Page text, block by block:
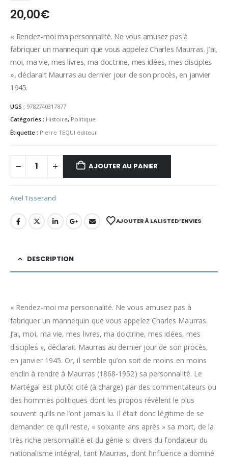
20,00€
« Rendez-moi ma personnalité. Ne vous amusez pas à
fabriquer un mannequin que vous appelez Charles Maurras. J’ai,
moi, ma vie, mes livres, ma doctrine, mes idées, mes disciples
», déclarait Maurras au dernier jour de son procès, en janvier
1945.
UGS : 9782740317877
Catégories : Histoire, Politique
Étiquette : Pierre TEQUI éditeur
AJOUTER AU PANIER
Axel Tisserand
AJOUTER À LA LISTE D’ENVIES
DESCRIPTION
« Rendez-moi ma personnalité. Ne vous amusez pas à
fabriquer un mannequin que vous appelez Charles Maurras.
J’ai, moi, ma vie, mes livres, ma doctrine, mes idées, mes
disciples », déclarait Maurras au dernier jour de son procès,
en janvier 1945. Or, il semble qu’on soit de moins en moins
enclin à rendre à Maurras (1868-1952) sa personnalité. Le
Martégal est plutôt cité (à charge) par des commentateurs ou
des hommes politiques dont les propos révèlent le plus
souvent qu’ils ne l’ont jamais lu. Il était donc légitime de se
demander ce qu’il reste, « soixante ans après » sa mort, de la
très riche personnalité et du génie si divers du fondateur du
nationalisme intégral, tant Maurras, dont l’influence a dominé